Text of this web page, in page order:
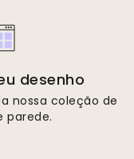
desenho
nossa coleção de
parede.